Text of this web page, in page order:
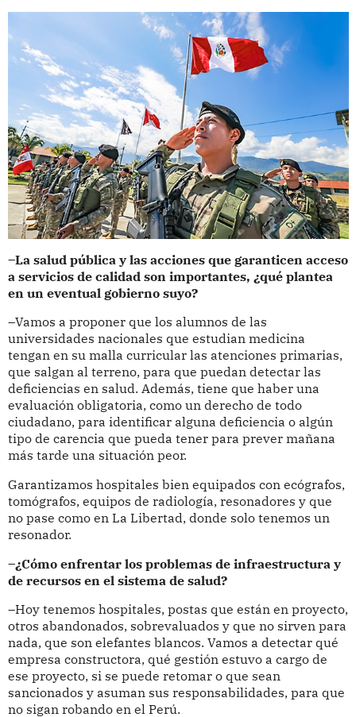
–La salud pública y las acciones que garanticen acceso
a servicios de calidad son importantes, ¿qué plantea
en un eventual gobierno suyo?
–Vamos a proponer que los alumnos de las
universidades nacionales que estudian medicina
tengan en su malla curricular las atenciones primarias,
que salgan al terreno, para que puedan detectar las
deficiencias en salud. Además, tiene que haber una
evaluación obligatoria, como un derecho de todo
ciudadano, para identificar alguna deficiencia o algún
tipo de carencia que pueda tener para prever mañana
más tarde una situación peor.
Garantizamos hospitales bien equipados con ecógrafos,
tomógrafos, equipos de radiología, resonadores y que
no pase como en La Libertad, donde solo tenemos un
resonador.
–¿Cómo enfrentar los problemas de infraestructura y
de recursos en el sistema de salud?
–Hoy tenemos hospitales, postas que están en proyecto,
otros abandonados, sobrevaluados y que no sirven para
nada, que son elefantes blancos. Vamos a detectar qué
empresa constructora, qué gestión estuvo a cargo de
ese proyecto, si se puede retomar o que sean
sancionados y asuman sus responsabilidades, para que
no sigan robando en el Perú.